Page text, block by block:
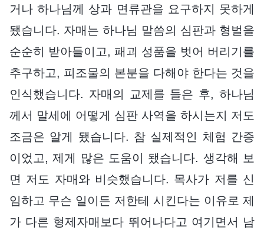
거나 하나님께 상과 면류관을 요구하지 못하게
됐습니다. 자매는 하나님 말씀의 심판과 형벌을
순순히 받아들이고, 패괴 성품을 벗어 버리기를
추구하고, 피조물의 본분을 다해야 한다는 것을
인식했습니다. 자매의 교제를 들은 후, 하나님
께서 말세에 어떻게 심판 사역을 하시는지 저도
조금은 알게 됐습니다. 참 실제적인 체험 간증
이었고, 제게 많은 도움이 됐습니다. 생각해 보
면 저도 자매와 비슷했습니다. 목사가 저를 신
임하고 무슨 일이든 저한테 시킨다는 이유로 제
가 다른 형제자매보다 뛰어나다고 여기면서 남